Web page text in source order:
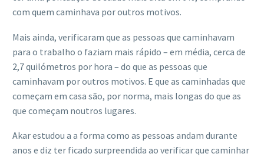
com quem caminhava por outros motivos.
Mais ainda, verificaram que as pessoas que caminhavam
para o trabalho o faziam mais rápido – em média, cerca de
2,7 quilómetros por hora – do que as pessoas que
caminhavam por outros motivos. E que as caminhadas que
começam em casa são, por norma, mais longas do que as
que começam noutros lugares.
Akar estudou a a forma como as pessoas andam durante
anos e diz ter ficado surpreendida ao verificar que caminhar